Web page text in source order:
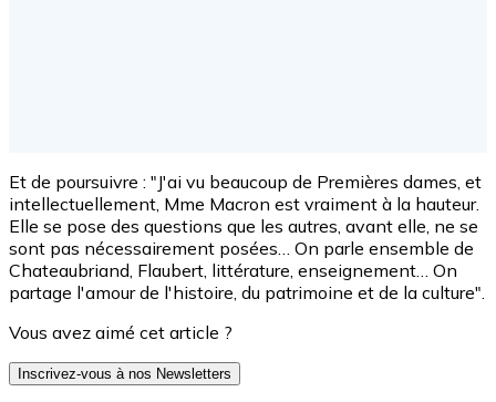
Et de poursuivre : "J'ai vu beaucoup de Premières dames, et
intellectuellement, Mme Macron est vraiment à la hauteur.
Elle se pose des questions que les autres, avant elle, ne se
sont pas nécessairement posées… On parle ensemble de
Chateaubriand, Flaubert, littérature, enseignement… On
partage l'amour de l'histoire, du patrimoine et de la culture".
Vous avez aimé cet article ?
Inscrivez-vous à nos Newsletters